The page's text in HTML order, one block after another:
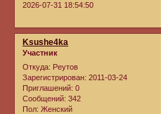
2026-07-31 18:54:50
Ksushe4ka
Участник
Откуда: Реутов
Зарегистрирован: 2011-03-24
Приглашений: 0
Сообщений: 342
Пол: Женский